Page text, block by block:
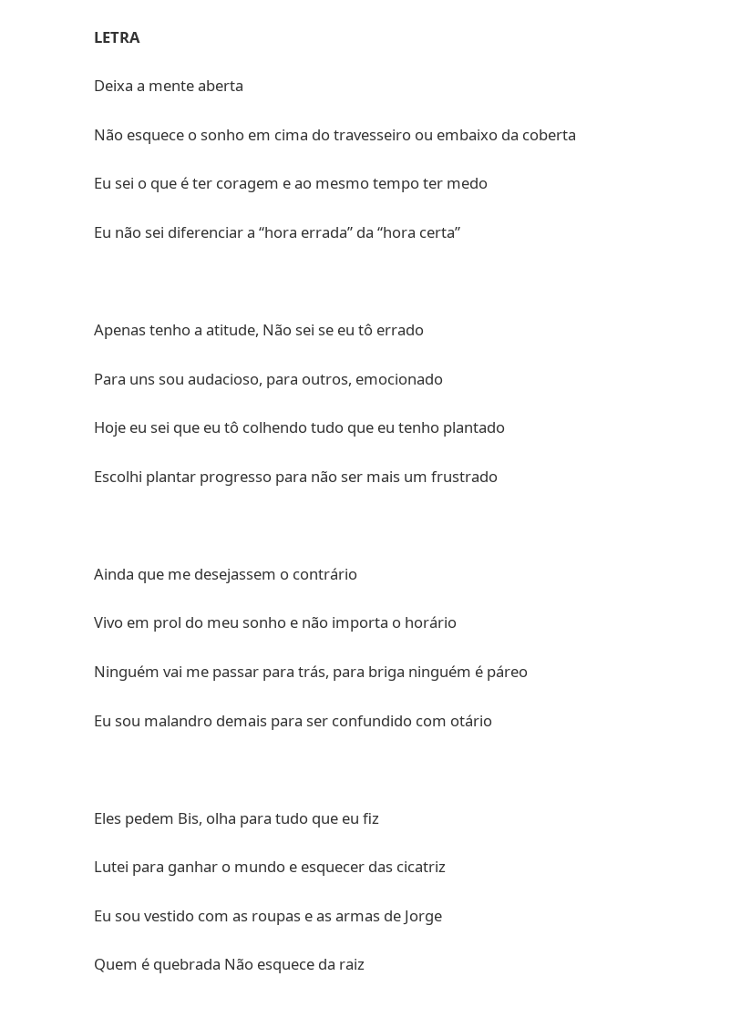
LETRA
Deixa a mente aberta
Não esquece o sonho em cima do travesseiro ou embaixo da coberta
Eu sei o que é ter coragem e ao mesmo tempo ter medo
Eu não sei diferenciar a “hora errada” da “hora certa”
Apenas tenho a atitude, Não sei se eu tô errado
Para uns sou audacioso, para outros, emocionado
Hoje eu sei que eu tô colhendo tudo que eu tenho plantado
Escolhi plantar progresso para não ser mais um frustrado
Ainda que me desejassem o contrário
Vivo em prol do meu sonho e não importa o horário
Ninguém vai me passar para trás, para briga ninguém é páreo
Eu sou malandro demais para ser confundido com otário
Eles pedem Bis, olha para tudo que eu fiz
Lutei para ganhar o mundo e esquecer das cicatriz
Eu sou vestido com as roupas e as armas de Jorge
Quem é quebrada Não esquece da raiz